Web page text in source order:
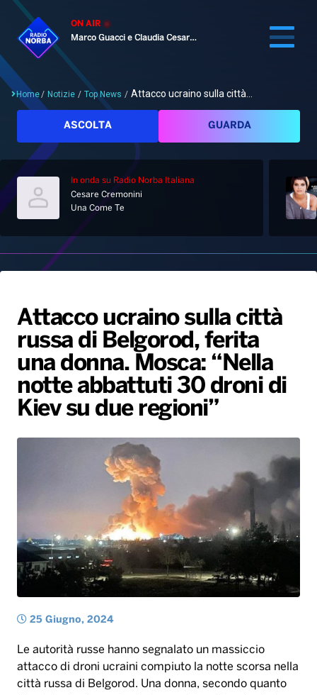
ON AIR
Marco Guacci e Claudia Cesaroni
Cerca
Home
Palinsesto
Hit Dance
Giochi&Concorsi
PALATOUR
Notizie
Locali
Musica e Spettacolo
Sport
Radio Norba Consiglia
Leggerissime
Playlist
Generale
Novità
Notiziario
Interviste
Oroscopo
Speciale Astrabilia 2026
Gallery
Radio Norba News TV
Voce al Bari
Battiti Live 2026
Gallery
Home/ Notizie / Top News / Attacco ucraino sulla città...
ASCOLTA GUARDA
In onda su Radio Norba Italiana
Cesare Cremonini
Una Come Te
Attacco ucraino sulla città
russa di Belgorod, ferita
una donna. Mosca: “Nella
notte abbattuti 30 droni di
Kiev su due regioni”
25 Giugno, 2024
Le autorità russe hanno segnalato un massiccio
attacco di droni ucraini compiuto la notte scorsa nella
città russa di Belgorod. Una donna, secondo quanto